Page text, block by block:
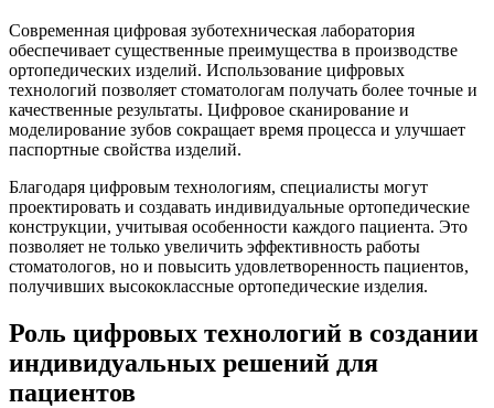
Современная цифровая зуботехническая лаборатория
обеспечивает существенные преимущества в производстве
ортопедических изделий. Использование цифровых
технологий позволяет стоматологам получать более точные и
качественные результаты. Цифровое сканирование и
моделирование зубов сокращает время процесса и улучшает
паспортные свойства изделий.
Благодаря цифровым технологиям, специалисты могут
проектировать и создавать индивидуальные ортопедические
конструкции, учитывая особенности каждого пациента. Это
позволяет не только увеличить эффективность работы
стоматологов, но и повысить удовлетворенность пациентов,
получивших высококлассные ортопедические изделия.
Роль цифровых технологий в создании
индивидуальных решений для
пациентов